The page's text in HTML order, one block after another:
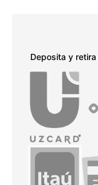
Deposita y retira